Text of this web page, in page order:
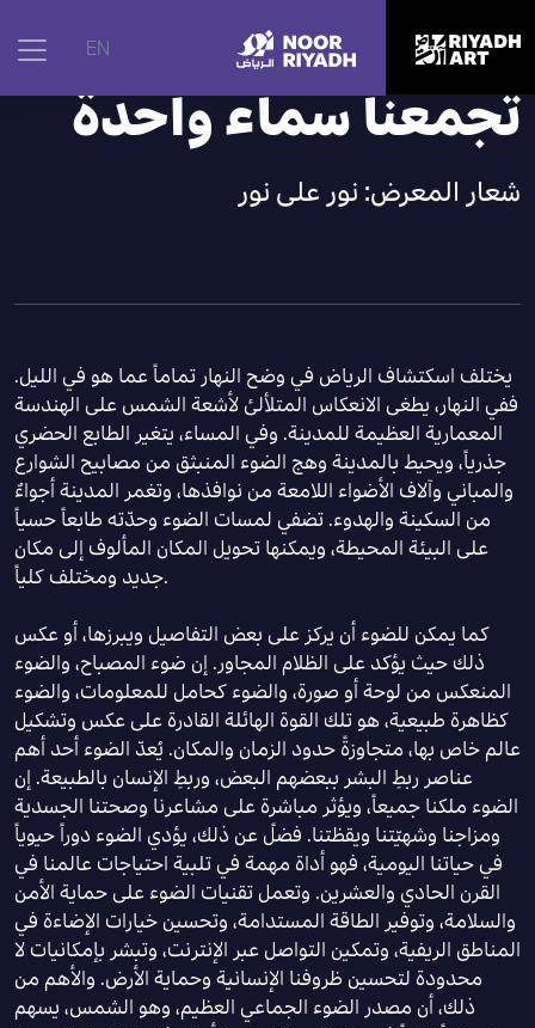
EN الرئيسية | نور الرياض النسخة الأولى 2021
تجمعنا سماء واحدة
شعار المعرض: نور على نور
يختلف اسكتشاف الرياض في وضح النهار تماماً عما هو في الليل.
ففي النهار، يطغى الانعكاس المتلألئ لأشعة الشمس على الهندسة
المعمارية العظيمة للمدينة. وفي المساء، يتغير الطابع الحضري
جذرياً، ويحيط بالمدينة وهج الضوء المنبثق من مصابيح الشوارع
والمباني وآلاف الأضواء اللامعة من نوافذها، وتغمر المدينة أجواءٌ
من السكينة والهدوء. تضفي لمسات الضوء وحدّته طابعاً حسياً
على البيئة المحيطة، ويمكنها تحويل المكان المألوف إلى مكان
جديد ومختلف كلياً.
كما يمكن للضوء أن يركز على بعض التفاصيل ويبرزها، أو عكس
ذلك حيث يؤكد على الظلام المجاور. إن ضوء المصباح، والضوء
المنعكس من لوحة أو صورة، والضوء كحامل للمعلومات، والضوء
كظاهرة طبيعية، هو تلك القوة الهائلة القادرة على عكس وتشكيل
عالم خاص بها، متجاوزةً حدود الزمان والمكان. يُعدّ الضوء أحد أهم
عناصر ربطِ البشر ببعضهم البعض، وربطِ الإنسان بالطبيعة. إن
الضوء ملكنا جميعاً، ويؤثر مباشرة على مشاعرنا وصحتنا الجسدية
ومزاجنا وشهيّتنا ويقظتنا. فضلً عن ذلك، يؤدي الضوء دوراً حيوياً
في حياتنا اليومية، فهو أداة مهمة في تلبية احتياجات عالمنا في
القرن الحادي والعشرين. وتعمل تقنيات الضوء على حماية الأمن
والسلامة، وتوفير الطاقة المستدامة، وتحسين خيارات الإضاءة في
المناطق الريفية، وتمكين التواصل عبر الإنترنت، وتبشر بإمكانيات لا
محدودة لتحسين ظروفنا الإنسانية وحماية الأرض. والأهم من
ذلك، أن مصدر الضوء الجماعي العظيم، وهو الشمس، يسهم